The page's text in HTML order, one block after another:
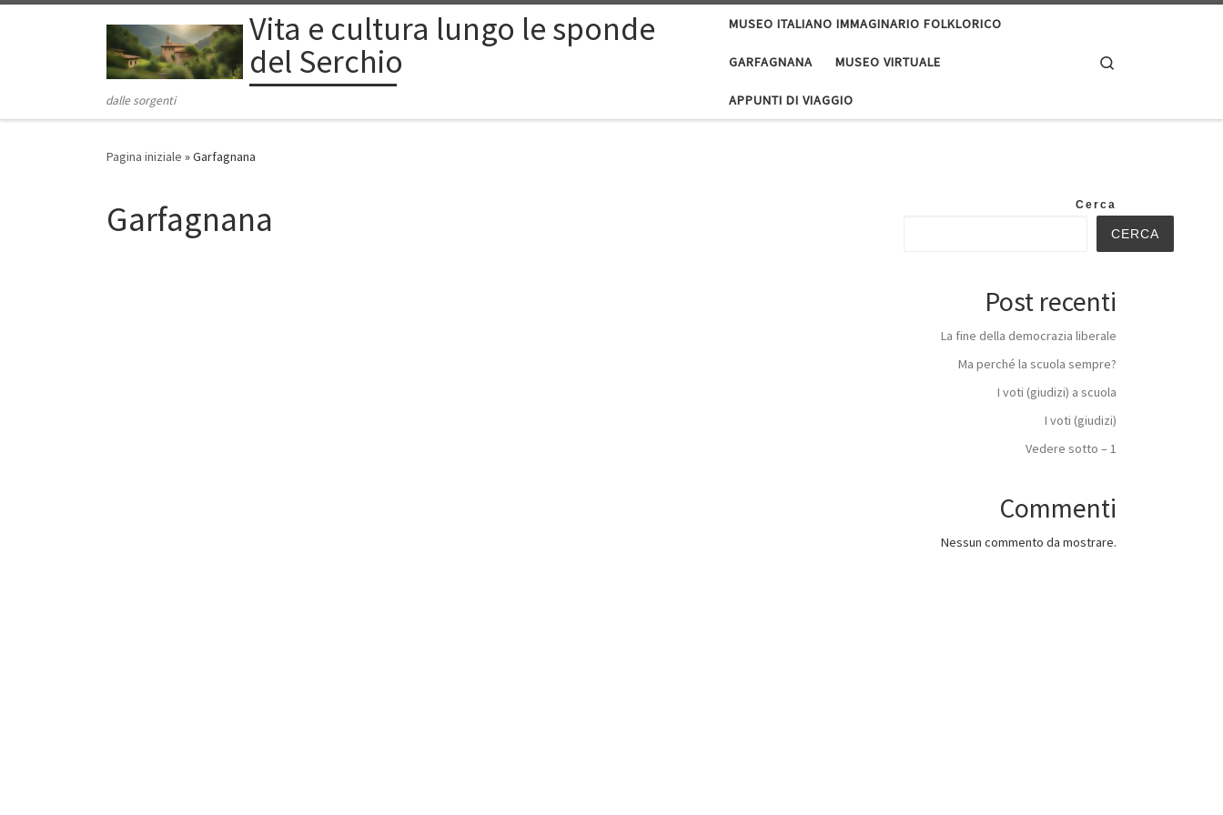
Passa al contenuto
Vita e cultura lungo le sponde
del Serchio
dalle sorgenti
MUSEO ITALIANO IMMAGINARIO FOLKLORICO
GARFAGNANA MUSEO VIRTUALE
APPUNTI DI VIAGGIO
Pagina iniziale »Garfagnana
Garfagnana Cerca
CERCA
Post recenti
La fine della democrazia liberale
Ma perché la scuola sempre?
I voti (giudizi) a scuola
I voti (giudizi)
Vedere sotto – 1
Commenti
Nessun commento da mostrare.